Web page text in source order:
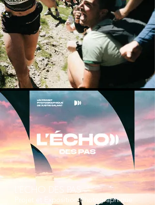
L'ECHO DES PAS
Projet et Exposition Photographique